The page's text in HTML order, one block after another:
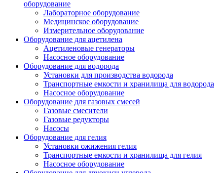
оборудование
Лабораторное оборудование
Медицинское оборудование
Измерительное оборудование
Оборудование для ацетилена
Ацетиленовые генераторы
Насосное оборудование
Оборудование для водорода
Установки для производства водорода
Транспортные емкости и хранилища для водорода
Насосное оборудование
Оборудование для газовых смесей
Газовые смесители
Газовые редукторы
Насосы
Оборудование для гелия
Установки ожижения гелия
Транспортные емкости и хранилища для гелия
Насосное оборудование